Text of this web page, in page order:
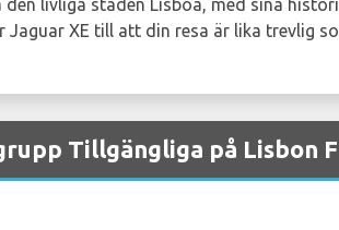
livliga staden Lisboa, med sina
Jaguar XE till att din resa är lika trevlig
Tillgängliga på Lisbon